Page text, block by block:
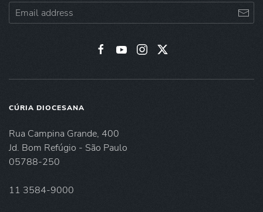
CÚRIA DIOCESANA
Rua Campina Grande, 400
Jd. Bom Refúgio - São Paulo
05788-250
11 3584-9000